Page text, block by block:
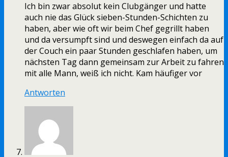
Ich bin zwar absolut kein Clubgänger und hatte
auch nie das Glück sieben-Stunden-Schichten zu
haben, aber wie oft wir beim Chef gegrillt haben
und da versumpft sind und deswegen einfach da auf
der Couch ein paar Stunden geschlafen haben, um
nächsten Tag dann gemeinsam zur Arbeit zu fahren
mit alle Mann, weiß ich nicht. Kam häufiger vor
Antworten